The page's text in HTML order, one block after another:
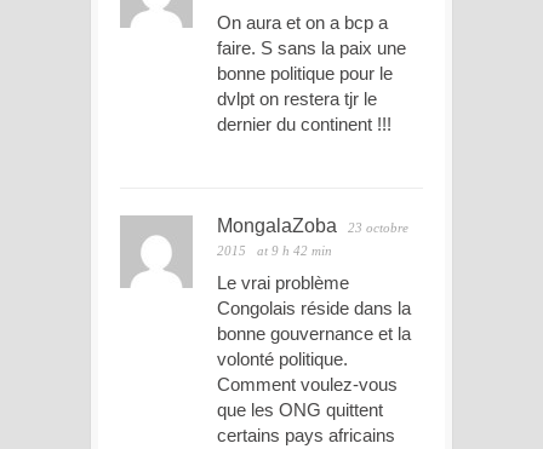
On aura et on a bcp a
faire. S sans la paix une
bonne politique pour le
dvlpt on restera tjr le
dernier du continent !!!
MongalaZoba
23 octobre
2015
at 9 h 42 min
Le vrai problème
Congolais réside dans la
bonne gouvernance et la
volonté politique.
Comment voulez-vous
que les ONG quittent
certains pays africains